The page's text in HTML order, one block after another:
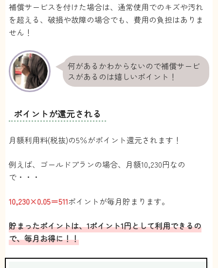
補償サービスを付けた場合は、通常使用でのキズや汚れ
を超える、破損や故障の場合でも、費用の負担はありま
せん！
何があるかわからないので補償サービ
スがあるのは嬉しいポイント！
ポイントが還元される
月額利用料(税抜)の5％がポイント還元されます！
例えば、ゴールドプランの場合、月額10,230円なの
で・・・
10,230×0.05＝511ポイントが毎月貯まります。
貯まったポイントは、1ポイント1円として利用できるの
で、毎月お得に！！